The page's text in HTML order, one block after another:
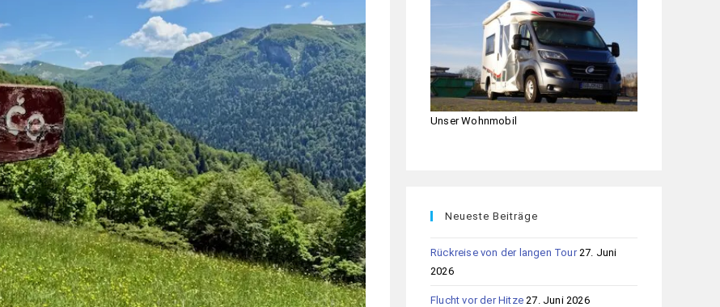
Unser Wohnmobil
Neueste Beiträge
Rückreise von der langen Tour 27. Juni
2026
Flucht vor der Hitze 27. Juni 2026